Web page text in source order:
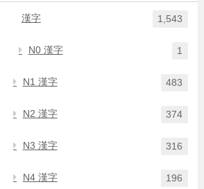
漢字 1,543
N0 漢字 1
N1 漢字 483
N2 漢字 374
N3 漢字 316
N4 漢字 196